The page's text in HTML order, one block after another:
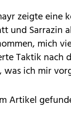
zeigte eine
und Sarrazin
mich
Taktik nach
was ich mir
Artikel